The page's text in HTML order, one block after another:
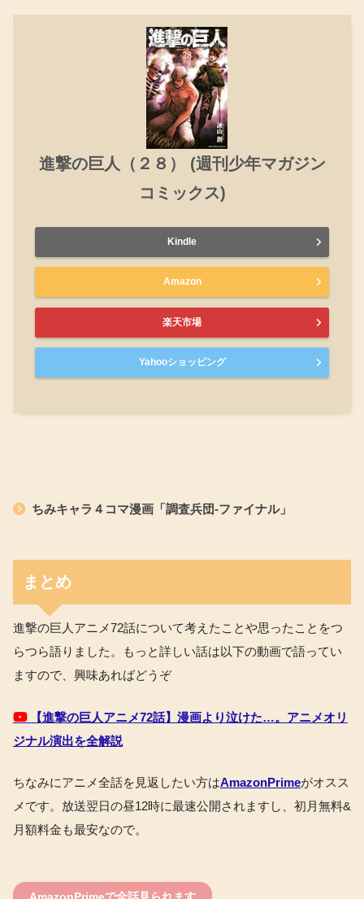
進撃の巨人（２８） (週刊少年マガジン
コミックス)
Kindle
Amazon
楽天市場
Yahooショッピング
ちみキャラ４コマ漫画「調査兵団-ファイナル」
まとめ
進撃の巨人アニメ72話について考えたことや思ったことをつ
らつら語りました。もっと詳しい話は以下の動画で語ってい
ますので、興味あればどうぞ
【進撃の巨人アニメ72話】漫画より泣けた…。アニメオリ
ジナル演出を全解説
ちなみにアニメ全話を見返したい方はAmazonPrimeがオスス
メです。放送翌日の昼12時に最速公開されますし、初月無料&
月額料金も最安なので。